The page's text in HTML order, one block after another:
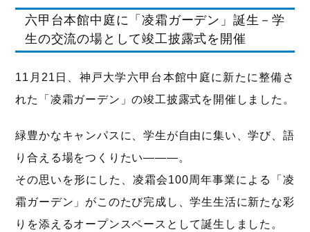
六甲台本館中庭に「凌霜ガーデン」誕生－学
生の交流の場として竣工披露式を開催
11月21日、神戸大学六甲台本館中庭に新たに整備さ
れた「凌霜ガーデン」の竣工披露式を開催しました。
緑豊かなキャンパスに、学生が自由に集い、学び、語
り合える場をつくりたい———。
その思いを形にした、凌霜会100周年事業による「凌
霜ガーデン」がこのたび完成し、学生生活に新たな彩
りを添えるオープンスペースとして誕生しました。